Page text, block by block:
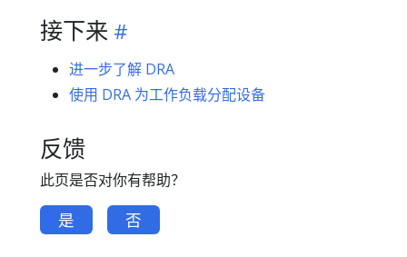
接下来
进一步了解 DRA
使用 DRA 为工作负载分配设备
反馈
此页是否对你有帮助？
是 否